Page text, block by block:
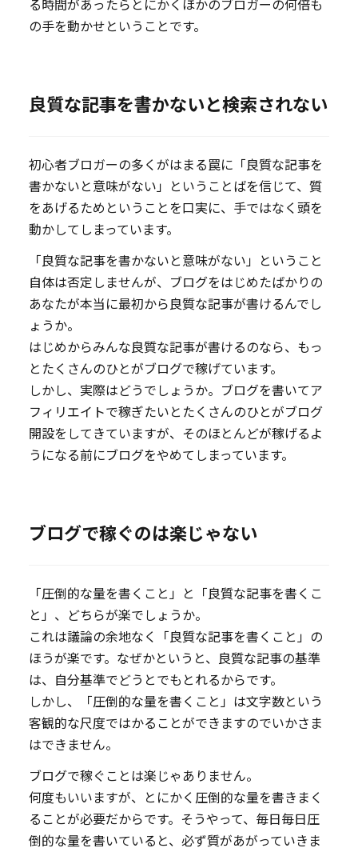
る時間があったらとにかくほかのブロガーの何倍も
の手を動かせということです。
良質な記事を書かないと検索されない
初心者ブロガーの多くがはまる罠に「良質な記事を
書かないと意味がない」ということばを信じて、質
をあげるためということを口実に、手ではなく頭を
動かしてしまっています。
「良質な記事を書かないと意味がない」ということ
自体は否定しませんが、ブログをはじめたばかりの
あなたが本当に最初から良質な記事が書けるんでし
ょうか。
はじめからみんな良質な記事が書けるのなら、もっ
とたくさんのひとがブログで稼げています。
しかし、実際はどうでしょうか。ブログを書いてア
フィリエイトで稼ぎたいとたくさんのひとがブログ
開設をしてきていますが、そのほとんどが稼げるよ
うになる前にブログをやめてしまっています。
ブログで稼ぐのは楽じゃない
「圧倒的な量を書くこと」と「良質な記事を書くこ
と」、どちらが楽でしょうか。
これは議論の余地なく「良質な記事を書くこと」の
ほうが楽です。なぜかというと、良質な記事の基準
は、自分基準でどうとでもとれるからです。
しかし、「圧倒的な量を書くこと」は文字数という
客観的な尺度ではかることができますのでいかさま
はできません。
ブログで稼ぐことは楽じゃありません。
何度もいいますが、とにかく圧倒的な量を書きまく
ることが必要だからです。そうやって、毎日毎日圧
倒的な量を書いていると、必ず質があがっていきま